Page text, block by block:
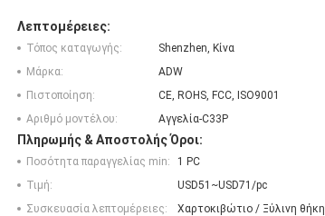
Λεπτομέρειες:
Τόπος καταγωγής:
Shenzhen, Κίνα
Μάρκα:
ADW
Πιστοποίηση:
CE, ROHS, FCC, ISO9001
Αριθμό μοντέλου:
Αγγελία-C33P
Πληρωμής & Αποστολής Όροι:
Ποσότητα παραγγελίας min:
1 PC
Τιμή:
USD51~USD71/pc
Συσκευασία λεπτομέρειες:
Χαρτοκιβώτιο / Ξύλινη θήκη